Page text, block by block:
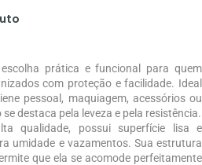
prática e funcional para quem
com proteção e facilidade. Ideal
pessoal, maquiagem, acessórios ou
destaca pela leveza e pela resistência.
qualidade, possui superfície lisa e
umidade e vazamentos. Sua estrutura
que ela se acomode perfeitamente